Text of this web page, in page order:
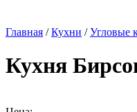
Главная /Кухни /Угловые
Кухня